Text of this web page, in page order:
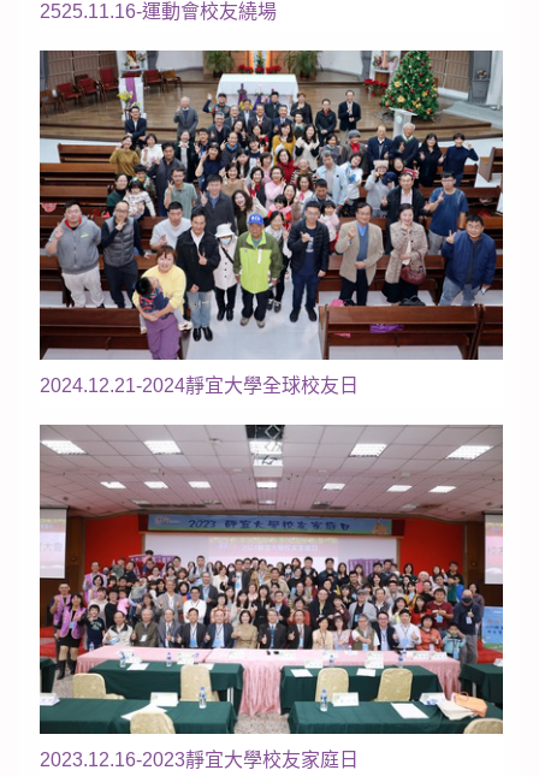
2525.11.16-運動會校友繞場
2024.12.21-2024靜宜大學全球校友日
2023.12.16-2023靜宜大學校友家庭日